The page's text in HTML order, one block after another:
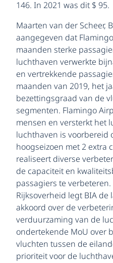
146. In 2021 was dit $ 95.
Maarten van der Scheer,
aangegeven dat
maanden sterke
luchthaven verwerkte
en vertrekkende
maanden van 2019, het
bezettingsgraad van de
segmenten. Flamingo
mensen en versterkt het
luchthaven is voorbereid
hoogseizoen met 2 extra
realiseert diverse
de capaciteit en
passagiers te
Rijksoverheid legt BIA de
akkoord over de
verduurzaming van de
ondertekende MoU over
vluchten tussen de
prioriteit voor de